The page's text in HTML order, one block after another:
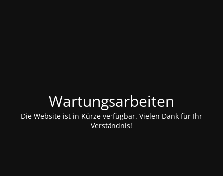
Wartungsarbeiten
Die Website ist in Kürze verfügbar. Vielen Dank für Ihr
Verständnis!